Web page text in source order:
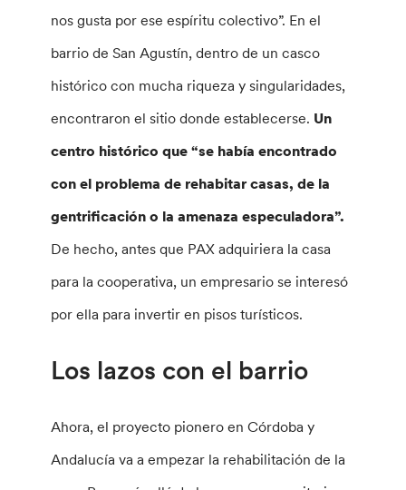
nos gusta por ese espíritu colectivo”. En el
barrio de San Agustín, dentro de un casco
histórico con mucha riqueza y singularidades,
encontraron el sitio donde establecerse. Un
centro histórico que “se había encontrado
con el problema de rehabitar casas, de la
gentrificación o la amenaza especuladora”.
De hecho, antes que PAX adquiriera la casa
para la cooperativa, un empresario se interesó
por ella para invertir en pisos turísticos.
Los lazos con el barrio
Ahora, el proyecto pionero en Córdoba y
Andalucía va a empezar la rehabilitación de la